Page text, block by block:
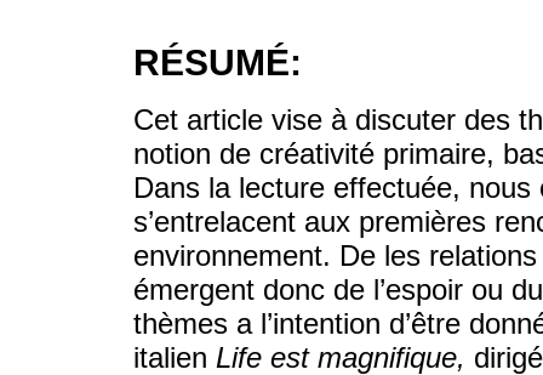
RÉSUMÉ:
Cet article vise à discuter des
notion de créativité primaire,
Dans la lecture effectuée,
s’entrelacent aux premières
environnement. De les
émergent donc de l’espoir ou
thèmes a l’intention d’être
italien Life est magnifique,